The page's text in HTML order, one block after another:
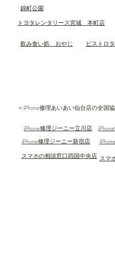
​錦町公園
トヨタレンタリース宮城 本町店
​飲み食い処 おやじ ビストロ
＜iPhone修理あいあい仙台店の全国
iPhone修理ジーニー立川店
iPhone修理ジーニー新宿​店
スマホの相談窓口四国中央店 スマ